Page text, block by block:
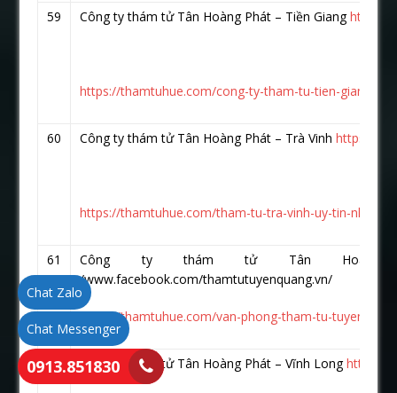
59 Công ty thám tử Tân Hoàng Phát – Tiền Gianghttps://
https://thamtuhue.com/cong-ty-tham-tu-tien-giang-
60 Công ty thám tử Tân Hoàng Phát – Trà Vinhhttps://
https://thamtuhue.com/tham-tu-tra-vinh-uy-tin-nhat-
61
Công ty thám tử Tân Hoàng
/www.facebook.com/thamtutuyenquang.vn/
https://thamtuhue.com/van-phong-tham-tu-tuyen-
62 Công ty thám tử Tân Hoàng Phát – Vĩnh Longhttps://
Chat Zalo
Chat Messenger
0913.851830